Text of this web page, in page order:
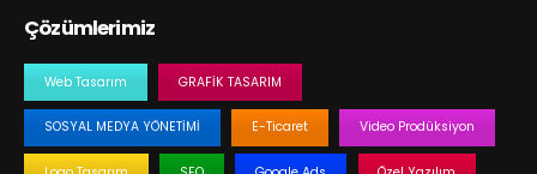
Çözümlerimiz
Web Tasarım GRAFIK TASARIM
SOSYAL MEDYA YÖNETIMI E-Ticaret Video Prodüksiyon